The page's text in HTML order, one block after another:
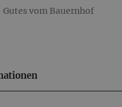
Gutes vom Bauernhof